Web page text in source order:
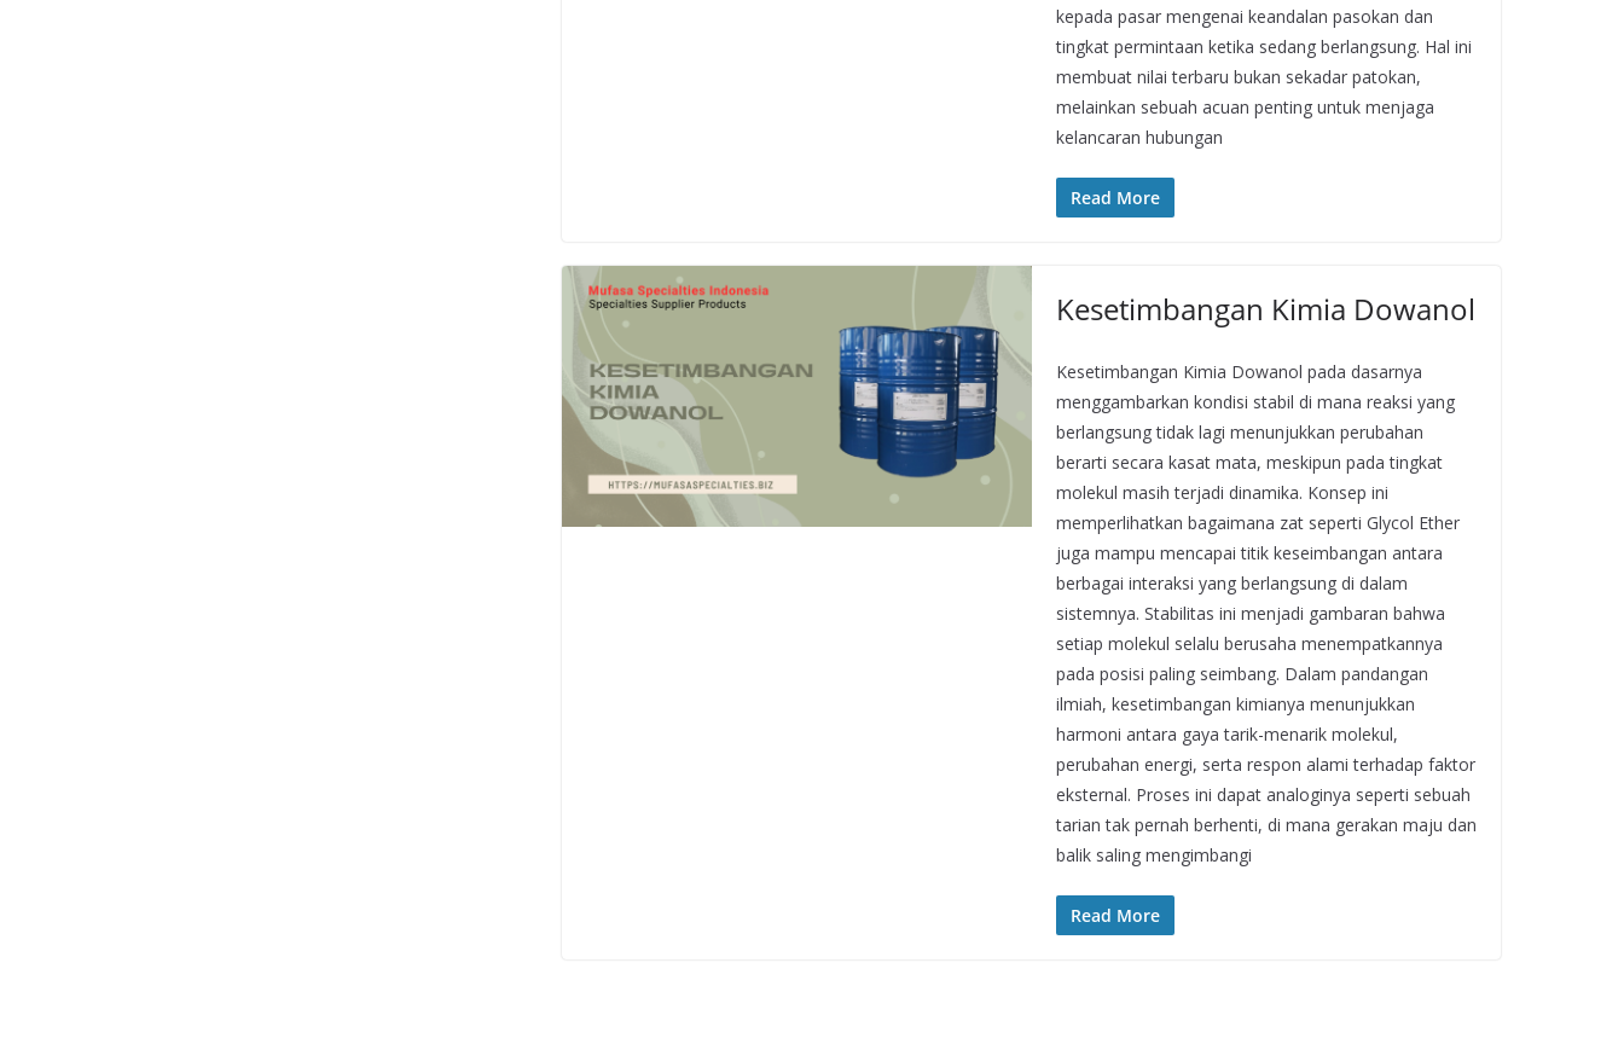
kepada pasar mengenai keandalan pasokan dan
tingkat permintaan ketika sedang berlangsung. Hal ini
membuat nilai terbaru bukan sekadar patokan,
melainkan sebuah acuan penting untuk menjaga
kelancaran hubungan
Read More
Kesetimbangan Kimia Dowanol
Kesetimbangan Kimia Dowanol pada dasarnya
menggambarkan kondisi stabil di mana reaksi yang
berlangsung tidak lagi menunjukkan perubahan
berarti secara kasat mata, meskipun pada tingkat
molekul masih terjadi dinamika. Konsep ini
memperlihatkan bagaimana zat seperti Glycol Ether
juga mampu mencapai titik keseimbangan antara
berbagai interaksi yang berlangsung di dalam
sistemnya. Stabilitas ini menjadi gambaran bahwa
setiap molekul selalu berusaha menempatkannya
pada posisi paling seimbang. Dalam pandangan
ilmiah, kesetimbangan kimianya menunjukkan
harmoni antara gaya tarik-menarik molekul,
perubahan energi, serta respon alami terhadap faktor
eksternal. Proses ini dapat analoginya seperti sebuah
tarian tak pernah berhenti, di mana gerakan maju dan
balik saling mengimbangi
Read More